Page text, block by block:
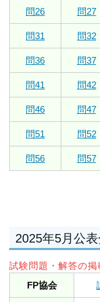
問26 問27
問31 問32
問36 問37
問41 問42
問46 問47
問51 問52
問56 問57
2025年5月公
試験問題・解答の掲
FP協会